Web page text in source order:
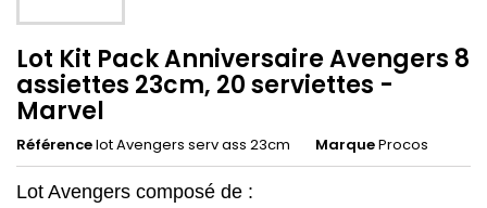
Lot Kit Pack Anniversaire Avengers 8
assiettes 23cm, 20 serviettes -
Marvel
Référencelot Avengers serv ass 23cm MarqueProcos
Lot Avengers composé de :